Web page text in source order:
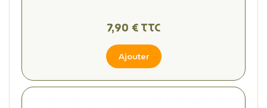
7,90 € TTC
Ajouter